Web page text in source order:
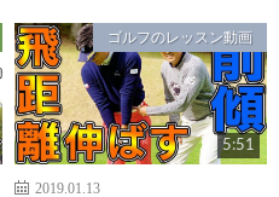
ゴルフのレッスン動画
5:51
2019.01.13